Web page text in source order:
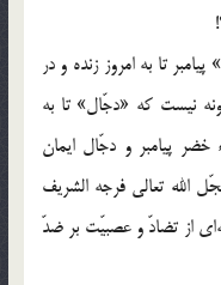
تا به امروز زنده و در
نیست که «دجّال» تا به
خضر پیامبر و دجّال ایمان
الله تعالی فرجه الشریف
از تضادّ و عصبیّت بر ضدّ